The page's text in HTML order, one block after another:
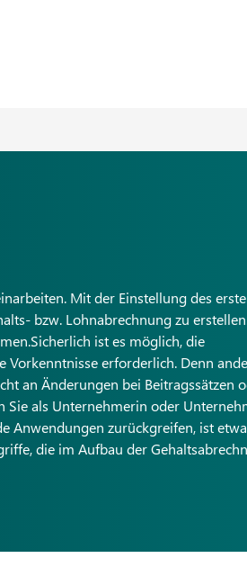
Mit der Einstellung des
bzw. Lohnabrechnung zu
ist es möglich, die
erforderlich. Denn
an Änderungen bei Beitragssätzen
Sie als Unternehmerin oder
Anwendungen zurückgreifen, ist
die im Aufbau der